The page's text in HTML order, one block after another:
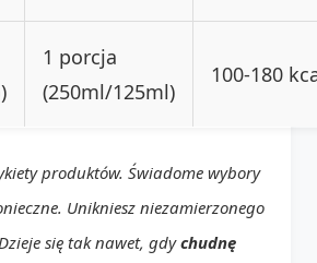
1 porcja
(250ml/125ml)
100-180
produktów. Świadome wybory
Unikniesz niezamierzonego
się tak nawet, gdychudnę